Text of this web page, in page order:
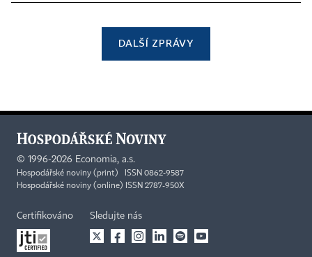
DALŠÍ ZPRÁVY
© 1996-2026 Economia, a.s.
Hospodářské noviny (print) ISSN 0862-9587
Hospodářské noviny (online) ISSN 2787-950X
Certifikováno Sledujte nás